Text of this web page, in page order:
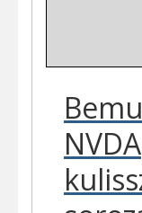
NVDA